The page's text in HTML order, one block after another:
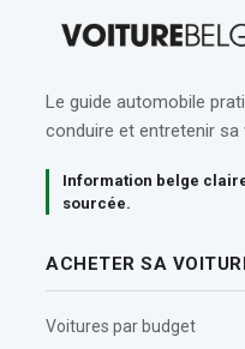
Le guide automobile
conduire et entretenir sa
Information belge
sourcée.
ACHETER SA
Voitures par budget